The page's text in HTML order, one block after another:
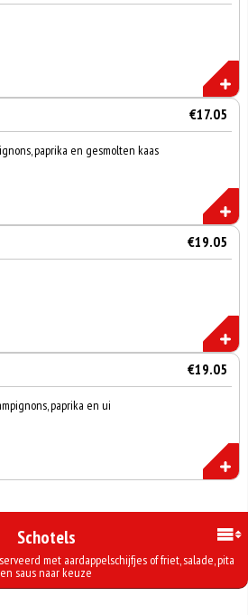
€17.05
paprika en gesmolten kaas
€19.05
€19.05
paprika en ui
Schotels
met aardappelschijfjes of friet, salade, pita
en saus naar keuze